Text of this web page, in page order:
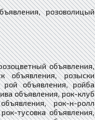
ротационно-высечной объявления, ротационно-обжимный объявления, ротационнообжимный объявления, ротационный объявления, ротация объявления, ротвейлер объявления, ротер объявления, ротик объявления, ротировавший объявления, ротировавшийся объявления, ротироваться объявления, ротируемый объявления, ротирующий объявления, ротирующийся объявления, ротишко объявления, ротище объявления, ротмистр объявления, ротовой объявления, ротограф объявления, ротография объявления, ротозеивший объявления, ротозей объявления, ротозейка объявления, ротозейничавший объявления, ротозейничать объявления, ротозейничающий объявления, ротозейный объявления, ротозейский объявления, ротозейство объявления, ротозействовавший объявления, ротозействующий объявления, роток объявления, ротокан объявления, ротонда объявления, ротопленка объявления, ротор объявления, роторно-турбинный объявления, роторно-фрезерный объявления, роторно-фрезеровальный объявления, роторный объявления, рототерапия объявления, роттенфюрер объявления, роттердам объявления, роттизит объявления, ротшильд объявления, роуландит объявления, роуль объявления, роульс объявления, рохловка объявления, рохля объявления, роциркон объявления, рошерит объявления, роштейн объявления, роща объявления, рощица объявления, роэ объявления, роющий объявления, роющийся объявления, роялист объявления, роялистка объявления, роялистский объявления, роялишко объявления, роялти объявления, рояль объявления, роящийся объявления, роёк объявления, ртище объявления, ртищево объявления, ртутно-кварцевый объявления, ртутно-сурьмяный объявления, ртутнокварцевый объявления, ртутный объявления, ртуть объявления, руанатин объявления, руанда объявления, руапеху объявления, рубаб объявления, рубавший объявления, рубаи объявления, рубай объявления, рубака объявления, рубанок объявления, рубаночек объявления, рубанувший объявления, рубанувшийся объявления, рубануть объявления, рубато объявления, рубать объявления, рубаха объявления, рубаха-парень объявления, рубашечка объявления, рубашечный объявления, рубашка объявления, рубашонка объявления, рубашоночка объявления, рубающий объявления, рубеж объявления, рубежник объявления, рубежница объявления, рубежный объявления, рубеллит объявления, рубен объявления, Рубен объявления, рубероид объявления, рубероидный объявления, рубероидовый объявления, рубец объявления, рубиановый объявления, рубиацин объявления, рубивший объявления, рубившийся объявления, рубидий объявления, рубииервин объявления, рубикон объявления, рубило объявления, рубильник объявления, рубильный объявления, рубимый объявления, рубин объявления, рубинный объявления, рубиново объявления, рубиновый объявления, рубинчик объявления, рубитель объявления, рубительница объявления, рубительный объявления, рубить объявления, рубиться объявления, рубище объявления, рубка объявления, рублевик объявлен